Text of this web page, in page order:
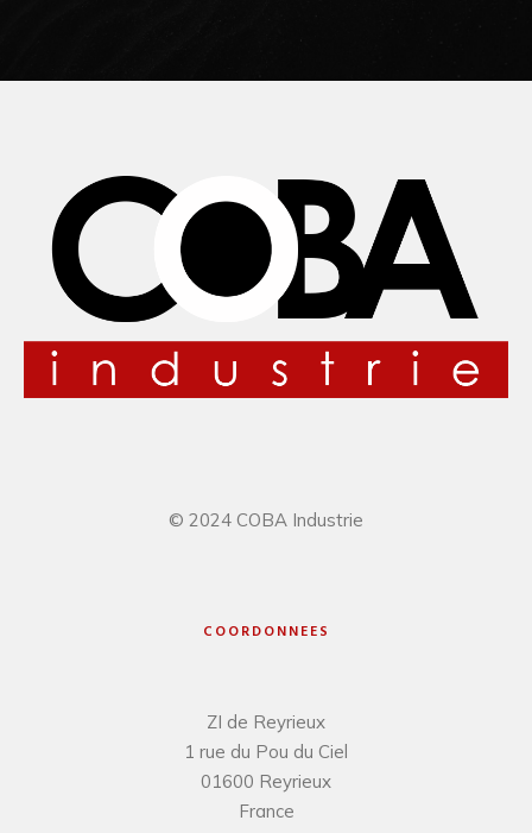
© 2024 COBA Industrie
COORDONNEES
ZI de Reyrieux
1 rue du Pou du Ciel
01600 Reyrieux
France